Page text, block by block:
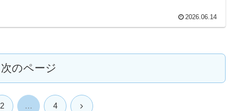
2026.06.14
次のページ
2 … 4 次